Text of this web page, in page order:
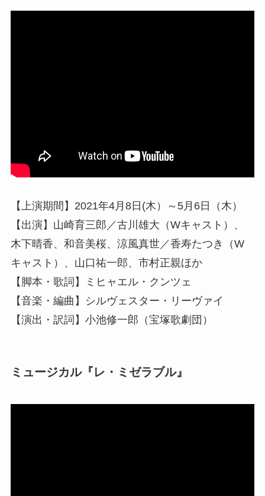
【上演期間】2021年4月8日(木）～5月6日（木）
【出演】山崎育三郎／古川雄大（Wキャスト）、
木下晴香、和音美桜、涼風真世／香寿たつき（W
キャスト）、山口祐一郎、市村正親ほか
【脚本・歌詞】ミヒャエル・クンツェ
【音楽・編曲】シルヴェスター・リーヴァイ
【演出・訳詞】小池修一郎（宝塚歌劇団）
ミュージカル『レ・ミゼラブル』